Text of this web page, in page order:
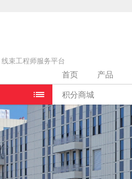
线束工程师服务平台
首页 产品
积分商城
线束厂家 >苏州泰科贝尔直驱电机有限公司